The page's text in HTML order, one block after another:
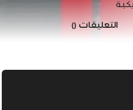
التعليقات ()